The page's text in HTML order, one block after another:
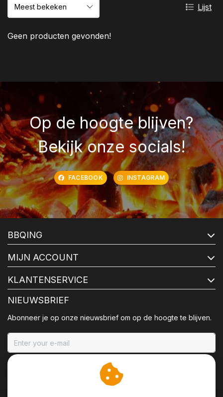
Lijst
Geen producten gevonden!
Op de hoogte blijven?
Bekijk onze socials!
FACEBOOK INSTAGRAM
BBQING
MIJN ACCOUNT
KLANTENSERVICE
NIEUWSBRIEF
Abonneer je op onze nieuwsbrief om op de hoogte te blijven.